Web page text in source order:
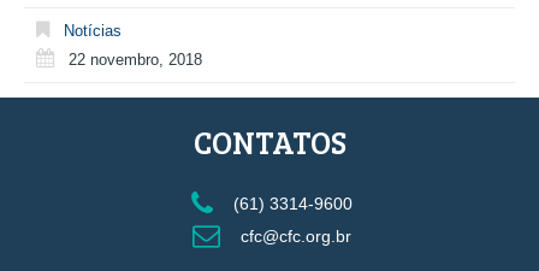
Notícias
22 novembro, 2018
CONTATOS
(61) 3314-9600
cfc@cfc.org.br